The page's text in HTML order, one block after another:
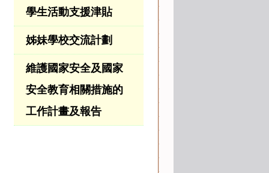
學生活動支援津貼
姊妹學校交流計劃
維護國家安全及國家
安全教育相關措施的
工作計畫及報告